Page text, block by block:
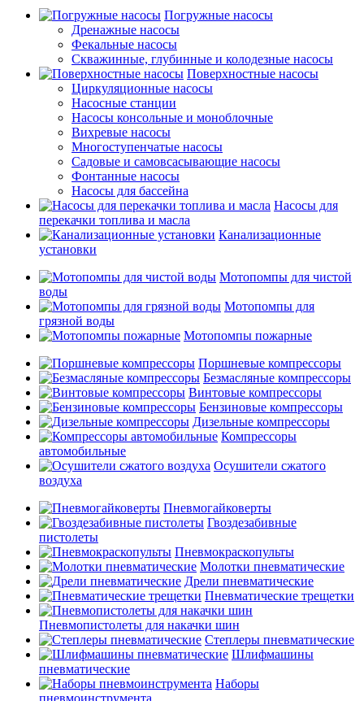
Погружные насосы
Дренажные насосы
Фекальные насосы
Скважинные, глубинные и колодезные насосы
Поверхностные насосы
Циркуляционные насосы
Насосные станции
Насосы консольные и моноблочные
Вихревые насосы
Многоступенчатые насосы
Садовые и самовсасывающие насосы
Фонтанные насосы
Насосы для бассейна
Насосы для
перекачки топлива и масла
Канализационные
установки
Мотопомпы для чистой
воды
Мотопомпы для
грязной воды
Мотопомпы пожарные
Поршневые компрессоры
Безмасляные компрессоры
Винтовые компрессоры
Бензиновые компрессоры
Дизельные компрессоры
Компрессоры
автомобильные
Осушители сжатого
воздуха
Пневмогайковерты
Гвоздезабивные
пистолеты
Пневмокраскопульты
Молотки пневматические
Дрели пневматические
Пневматические трещетки
Пневмопистолеты для накачки шин
Степлеры пневматические
Шлифмашины
пневматические
Наборы
пневмоинструмента